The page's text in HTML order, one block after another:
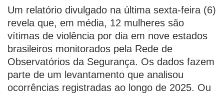
Um relatório divulgado na última sexta-feira (6)
revela que, em média, 12 mulheres são
vítimas de violência por dia em nove estados
brasileiros monitorados pela Rede de
Observatórios da Segurança. Os dados fazem
parte de um levantamento que analisou
ocorrências registradas ao longo de 2025. Ou